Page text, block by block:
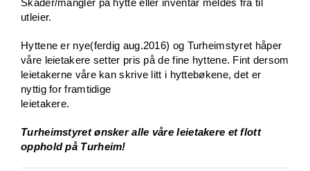
utleier.
Hyttene er nye(ferdig aug.2016) og Turheimstyret håper
våre leietakere setter pris på de fine hyttene. Fint dersom
leietakerne våre kan skrive litt i hyttebøkene, det er
nyttig for framtidige
leietakere.
Turheimstyret ønsker alle våre leietakere et flott
opphold på Turheim!